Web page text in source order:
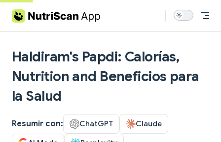
Skip to content
Haldiram's Papdi: Calorías,
Nutrition and Beneficios para
la Salud
Resumir con: ChatGPT Claude